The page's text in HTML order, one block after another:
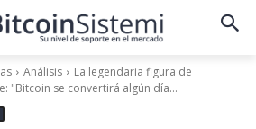
Análisis
La legendaria figura de
"Bitcoin se convertirá algún día...